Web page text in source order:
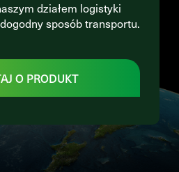
działem logistyki
sposób transportu.
O PRODUKT